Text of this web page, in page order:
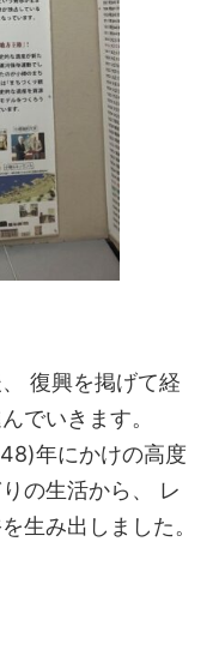
復興を掲げて経
でいきます。
年にかけの高度
の生活から、 レ
生み出しました。